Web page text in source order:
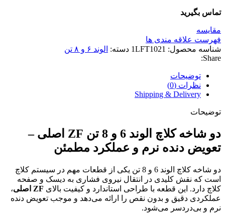
تماس بگیرید
مقایسه
فهرست علاقه مندی ها
شناسه محصول: 1LFT1021 دسته: الوند ۶ و ۸ تن
Share:
توضیحات
نظرات (0)
Shipping & Delivery
توضیحات
دو شاخه کلاچ الوند 6 و 8 تن ZF اصلی –
تعویض دنده نرم و عملکرد مطمئن
دو شاخه کلاچ الوند 6 و 8 تن یکی از قطعات مهم در سیستم کلاچ
است که نقش کلیدی در انتقال نیروی فشاری به دیسک و صفحه
کلاچ دارد. این قطعه با طراحی استاندارد و کیفیت بالای ZF اصلی
،
عملکردی دقیق و بدون نقص را ارائه می‌دهد و موجب تعویض دنده
نرم و بی‌دردسر می‌شود.